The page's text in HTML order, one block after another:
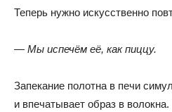
Теперь нужно искусственно
— Мы испечём её, как пиццу.
Запекание полотна в печи
и впечатывает образ в волокна.